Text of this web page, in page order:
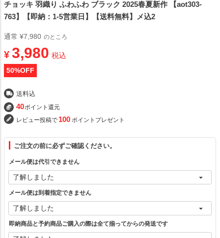
フリー（1）
ベージュ
在庫切れ
ライトグレー カートに入れる
チョッキ 羽織り ふわふわ ブラック 2025春夏新作 【aot303-
763】【即納：1-5営業日】【送料無料】メ込2
通常 ¥7,980 のところ
¥ 3,980 税込
50%OFF
送料込
40ポイント還元
レビュー投稿で 100 ポイントプレゼント
ご注文の前に必ずご確認ください。
メール便は代引できません
メール便は到着指定できません
即納商品と予約商品ご購入の際は全て揃ってからの発送です